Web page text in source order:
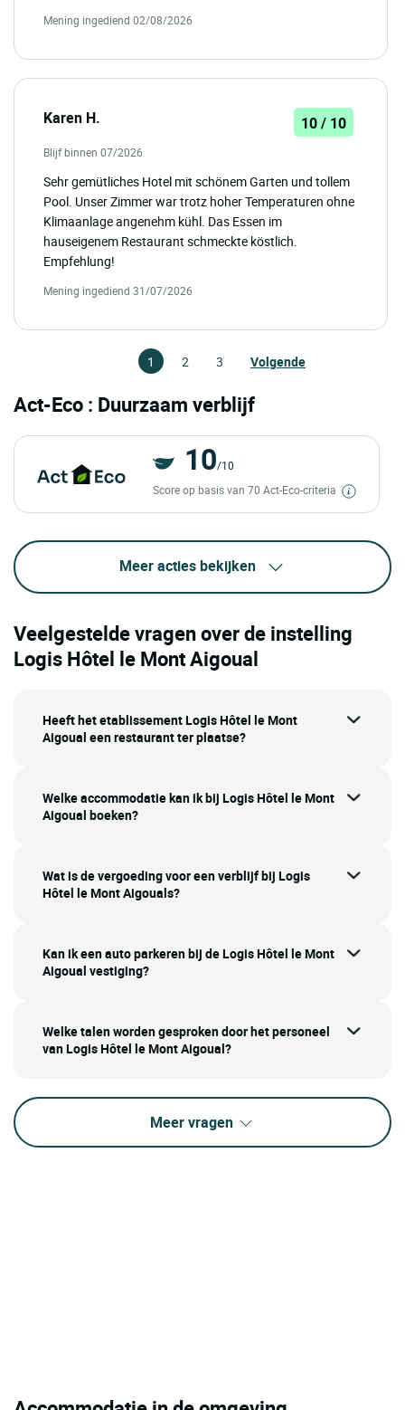
Mening ingediend 02/08/2026
Karen H. 10 / 10
Blijf binnen 07/2026
Sehr gemütliches Hotel mit schönem Garten und tollem
Pool. Unser Zimmer war trotz hoher Temperaturen ohne
Klimaanlage angenehm kühl. Das Essen im
hauseigenem Restaurant schmeckte köstlich.
Empfehlung!
Mening ingediend 31/07/2026
1 2 3 Volgende
Act-Eco : Duurzaam verblijf
10/10
Score op basis van 70 Act-Eco-criteria
Meer acties bekijken
Veelgestelde vragen over de instelling
Logis Hôtel le Mont Aigoual
Heeft het etablissement Logis Hôtel le Mont
Aigoual een restaurant ter plaatse?
Welke accommodatie kan ik bij Logis Hôtel le Mont
Aigoual boeken?
Wat is de vergoeding voor een verblijf bij Logis
Hôtel le Mont Aigouals?
Kan ik een auto parkeren bij de Logis Hôtel le Mont
Aigoual vestiging?
Welke talen worden gesproken door het personeel
van Logis Hôtel le Mont Aigoual?
Meer vragen